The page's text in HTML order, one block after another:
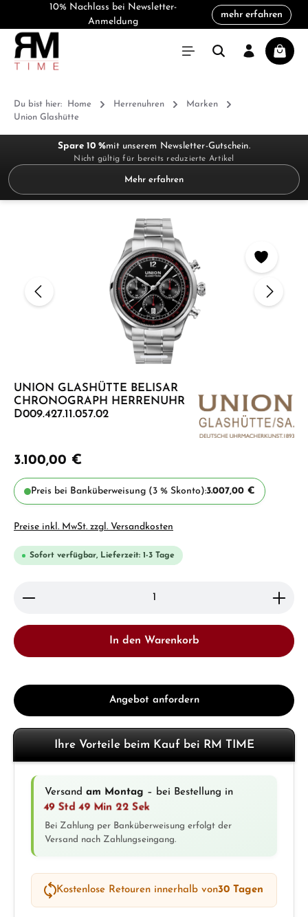
10% Nachlass bei Newsletter-
Anmeldung
mehr erfahren
Du bist hier: Home Herrenuhren
Marken
Union Glashütte
Spare 10 %mit unserem Newsletter-Gutschein.
Nicht gültig für bereits reduzierte Artikel
Mehr erfahren
Bildergalerie überspringen
UNION GLASHÜTTE BELISAR
CHRONOGRAPH HERRENUHR
D009.427.11.057.02
3.100,00 €
Preis bei Banküberweisung (3 % Skonto):3.007,00 €
Preise inkl. MwSt. zzgl. Versandkosten
Sofort verfügbar, Lieferzeit: 1-3 Tage
Produkt Anzahl: Gib den gewünschten Wert ein
In den Warenkorb
Angebot anfordern
Ihre Vorteile beim Kauf bei RM TIME
Versand am Montag – bei Bestellung in
49 Std 49 Min 21 Sek
Bei Zahlung per Banküberweisung erfolgt der
Versand nach Zahlungseingang.
Kostenlose Retouren innerhalb von30 Tagen